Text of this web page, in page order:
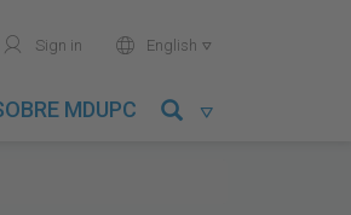
user Sign in world English 
MDUPC 